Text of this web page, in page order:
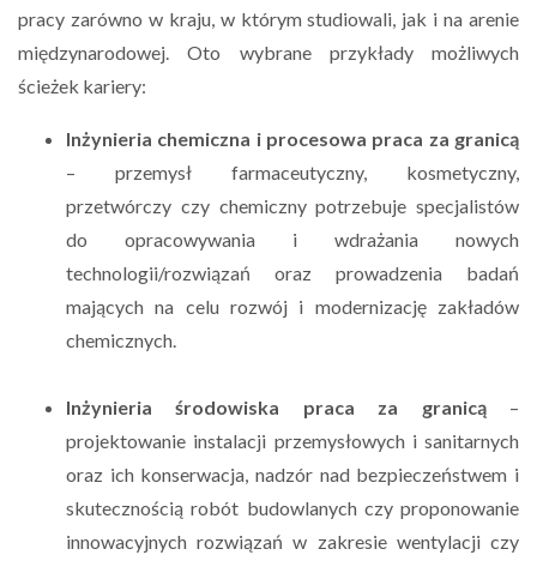
pracy zarówno w kraju, w którym studiowali, jak i na arenie
międzynarodowej. Oto wybrane przykłady możliwych
ścieżek kariery:
Inżynieria chemiczna i procesowa praca za granicą
– przemysł farmaceutyczny, kosmetyczny,
przetwórczy czy chemiczny potrzebuje specjalistów
do opracowywania i wdrażania nowych
technologii/rozwiązań oraz prowadzenia badań
mających na celu rozwój i modernizację zakładów
chemicznych.
Inżynieria środowiska praca za granicą–
projektowanie instalacji przemysłowych i sanitarnych
oraz ich konserwacja, nadzór nad bezpieczeństwem i
skutecznością robót budowlanych czy proponowanie
innowacyjnych rozwiązań w zakresie wentylacji czy